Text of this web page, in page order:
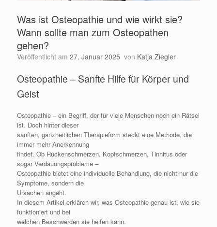
Was ist Osteopathie und wie wirkt sie?
Wann sollte man zum Osteopathen
gehen?
Veröffentlicht am 27. Januar 2025 von Katja Ziegler
Osteopathie – Sanfte Hilfe für Körper und
Geist
Osteopathie – ein Begriff, der für viele Menschen noch ein Rätsel
ist. Doch hinter dieser
sanften, ganzheitlichen Therapieform steckt eine Methode, die
immer mehr Anerkennung
findet. Ob Rückenschmerzen, Kopfschmerzen, Tinnitus oder
sogar Verdauungsprobleme –
Osteopathie bietet eine individuelle Behandlung, die nicht nur die
Symptome, sondern die
Ursachen angeht.
In diesem Artikel erklären wir, was Osteopathie genau ist, wie sie
funktioniert und bei
welchen Beschwerden sie helfen kann.